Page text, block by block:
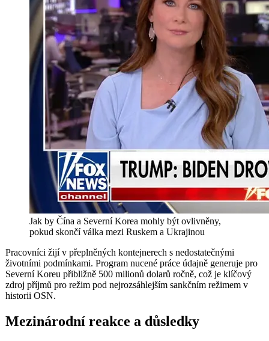
Jak by Čína a Severní Korea mohly být ovlivněny,
pokud skončí válka mezi Ruskem a Ukrajinou
Pracovníci žijí v přeplněných kontejnerech s nedostatečnými
životními podmínkami. Program nucené práce údajně generuje pro
Severní Koreu přibližně 500 milionů dolarů ročně, což je klíčový
zdroj příjmů pro režim pod nejrozsáhlejším sankčním režimem v
historii OSN.
Mezinárodní reakce a důsledky